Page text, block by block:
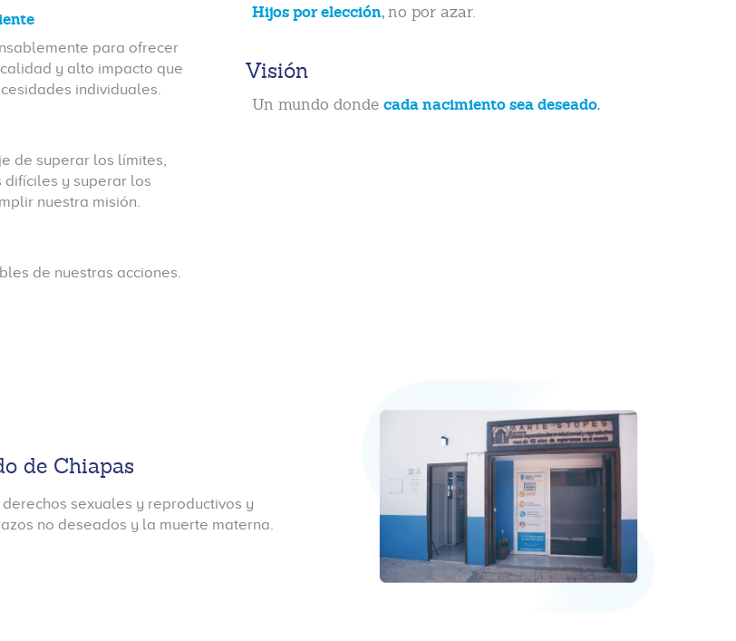
para ofrecer
y alto impacto que
individuales.
de superar los límites,
difíciles y superar los
nuestra misión.
de nuestras acciones.
Hijos por elección,no por azar.
Visión
Un mundo donde cada nacimiento sea deseado.
de Chiapas
sexuales y reproductivos y
no deseados y la muerte materna.